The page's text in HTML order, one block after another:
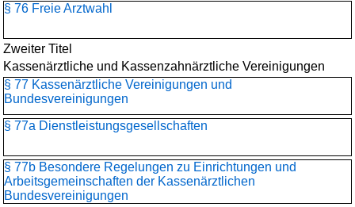
§ 76 Freie Arztwahl
Zweiter Titel
Kassenärztliche und Kassenzahnärztliche Vereinigungen
§ 77 Kassenärztliche Vereinigungen und
Bundesvereinigungen
§ 77a Dienstleistungsgesellschaften
§ 77b Besondere Regelungen zu Einrichtungen und
Arbeitsgemeinschaften der Kassenärztlichen
Bundesvereinigungen